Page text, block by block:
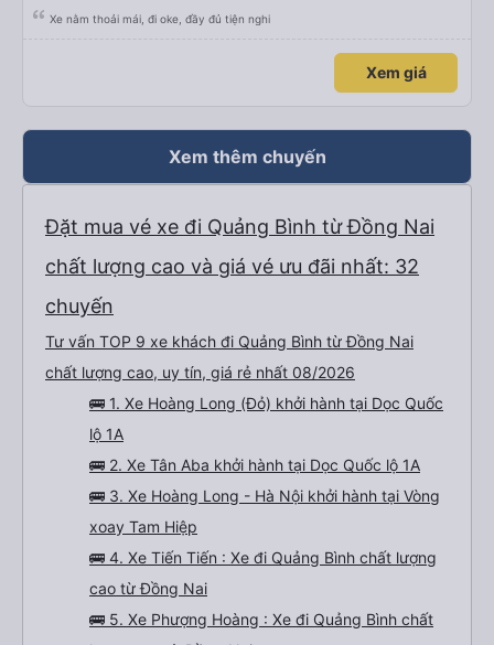
Xe nằm thoải mái, đi oke, đầy đủ tiện nghi
Xem giá
Xem thêm chuyến
Đặt mua vé xe đi Quảng Bình từ Đồng Nai
chất lượng cao và giá vé ưu đãi nhất: 32
chuyến
Tư vấn TOP 9 xe khách đi Quảng Bình từ Đồng Nai
chất lượng cao, uy tín, giá rẻ nhất 08/2026
🚌 1. Xe Hoàng Long (Đỏ) khởi hành tại Dọc Quốc
lộ 1A
🚌 2. Xe Tân Aba khởi hành tại Dọc Quốc lộ 1A
🚌 3. Xe Hoàng Long - Hà Nội khởi hành tại Vòng
xoay Tam Hiệp
🚌 4. Xe Tiến Tiến : Xe đi Quảng Bình chất lượng
cao từ Đồng Nai
🚌 5. Xe Phượng Hoàng : Xe đi Quảng Bình chất